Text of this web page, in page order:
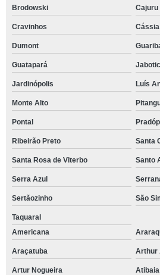
Brodowski Cajuru
Cravinhos
Dumont
Guatapará
Jardinópolis Luís
Monte Alto
Pontal
Ribeirão Preto Santa
Santa Rosa de Viterbo Santo
Serra Azul
Sertãozinho São
Taquaral
Americana
Araçatuba Arthur
Artur Nogueira Atibaia